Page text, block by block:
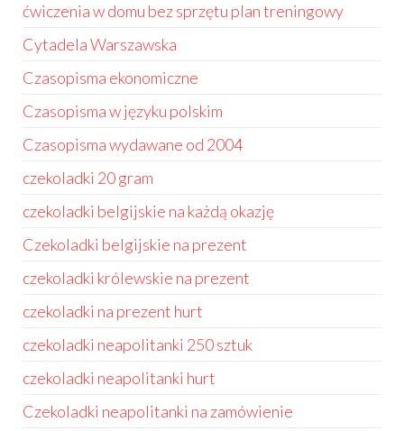
ćwiczenia w domu bez sprzętu plan treningowy
Cytadela Warszawska
Czasopisma ekonomiczne
Czasopisma w języku polskim
Czasopisma wydawane od 2004
czekoladki 20 gram
czekoladki belgijskie na każdą okazję
Czekoladki belgijskie na prezent
czekoladki królewskie na prezent
czekoladki na prezent hurt
czekoladki neapolitanki 250 sztuk
czekoladki neapolitanki hurt
Czekoladki neapolitanki na zamówienie